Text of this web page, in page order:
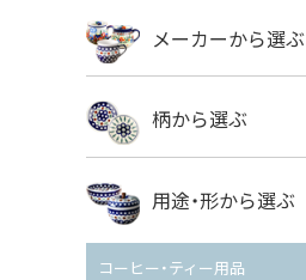
メーカーから選ぶ
ボレス
VENA
ミレナ
柄から選ぶ
ボレス
用途・形から選ぶ
コーヒー・ティー用品